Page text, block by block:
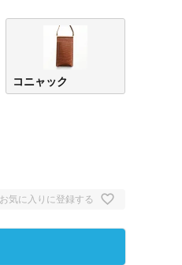
イエロー
ターコイズ
コニャック
お気に入りに登録する